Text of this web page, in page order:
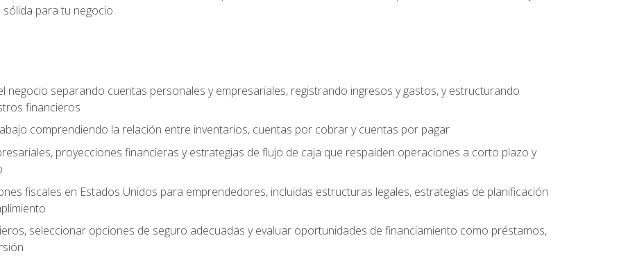
para tu negocio.
negocio separando cuentas personales y empresariales, registrando ingresos y gastos, y estructurando
financieros
comprendiendo la relación entre inventarios, cuentas por cobrar y cuentas por pagar
proyecciones financieras y estrategias de flujo de caja que respalden operaciones a corto plazo y
fiscales en Estados Unidos para emprendedores, incluidas estructuras legales, estrategias de planificación
seleccionar opciones de seguro adecuadas y evaluar oportunidades de financiamiento como préstamos,